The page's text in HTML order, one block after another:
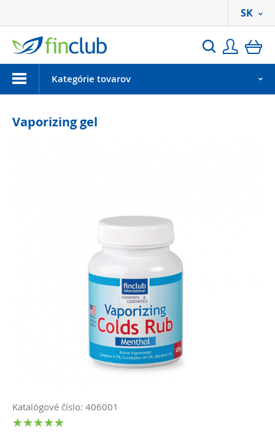
Hľadať
SK
MenuKategórie tovarov
Vaporizing gel
Katalógové číslo: 406001